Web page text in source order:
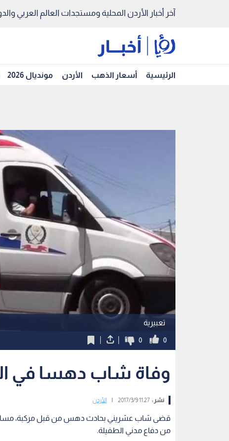
آخر أخبار الأردن المحلية ومستجدات العالم العربي
الرئيسية أسعار الذهب الأردن مونديال 2026
تعبيرية
0
0
وفاة شاب دهسا في
نشر :11:27 2017/3/9 الأردن
قضى شاب عشريني بحادث دهس من قبل مركبة، مساء
من دفاع مدني الطفيلة.